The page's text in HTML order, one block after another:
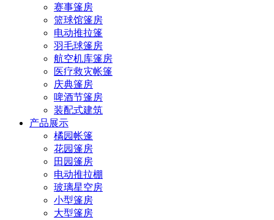
赛事篷房
篮球馆篷房
电动推拉篷
羽毛球篷房
航空机库篷房
医疗救灾帐篷
庆典篷房
啤酒节篷房
装配式建筑
产品展示
橘园帐篷
花园篷房
田园篷房
电动推拉棚
玻璃星空房
小型篷房
大型篷房